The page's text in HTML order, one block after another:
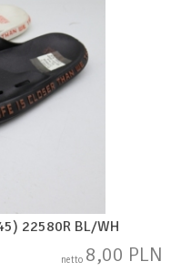
22580R BL/WH
netto 8,00 PLN